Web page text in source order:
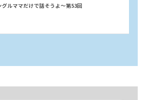
グルママだけで話そうよ〜第53回